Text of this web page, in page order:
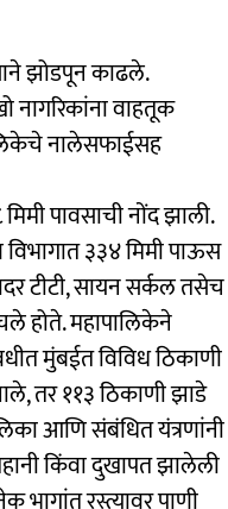
झोडपून काढले.
वाहतूक
नालेसफाईसह
पावसाची नोंद झाली.
३३४ मिमी पाऊस
टीटी, सायन सर्कल तसेच
होते. महापालिकेने
मुंबईत विविध ठिकाणी
तर ११३ ठिकाणी झाडे
आणि संबंधित यंत्रणांनी
किंवा दुखापत झालेली